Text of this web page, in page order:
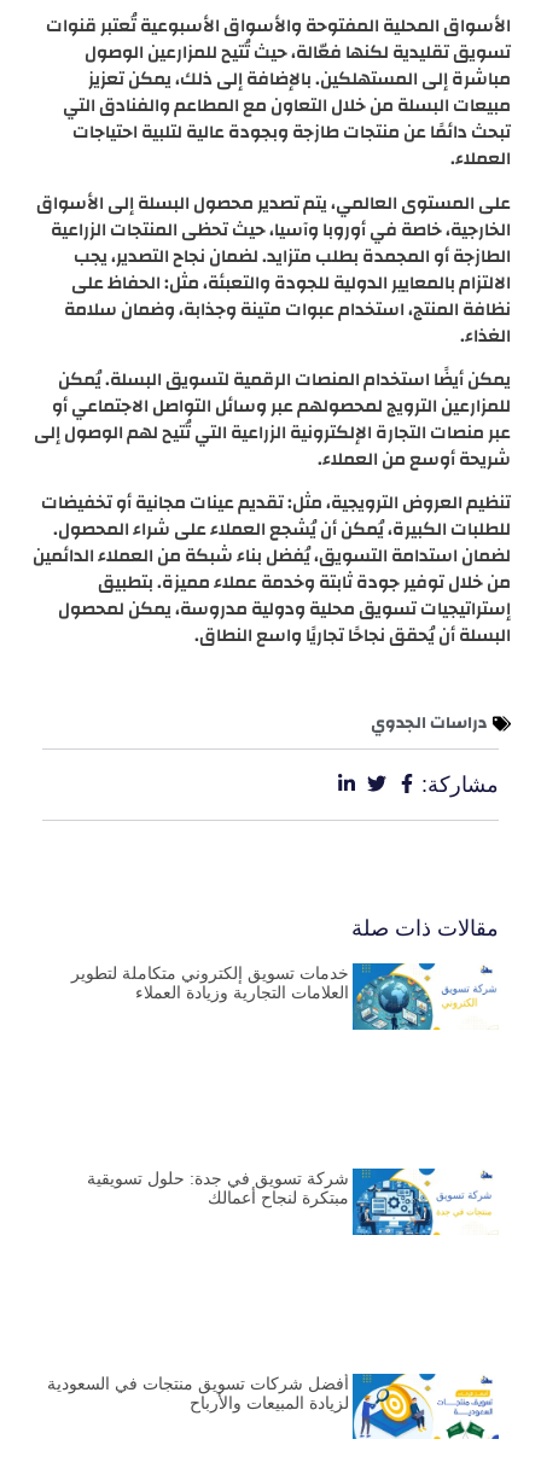
الأسواق المحلية المفتوحة والأسواق الأسبوعية تُعتبر قنوات
تسويق تقليدية لكنها فعّالة، حيث تُتيح للمزارعين الوصول
مباشرة إلى المستهلكين. بالإضافة إلى ذلك، يمكن تعزيز
مبيعات البسلة من خلال التعاون مع المطاعم والفنادق التي
تبحث دائمًا عن منتجات طازجة وبجودة عالية لتلبية احتياجات
العملاء.
على المستوى العالمي، يتم تصدير محصول البسلة إلى الأسواق
الخارجية، خاصة في أوروبا وآسيا، حيث تحظى المنتجات الزراعية
الطازجة أو المجمدة بطلب متزايد. لضمان نجاح التصدير، يجب
الالتزام بالمعايير الدولية للجودة والتعبئة، مثل: الحفاظ على
نظافة المنتج، استخدام عبوات متينة وجذابة، وضمان سلامة
الغذاء.
يمكن أيضًا استخدام المنصات الرقمية لتسويق البسلة. يُمكن
للمزارعين الترويج لمحصولهم عبر وسائل التواصل الاجتماعي أو
عبر منصات التجارة الإلكترونية الزراعية التي تُتيح لهم الوصول إلى
شريحة أوسع من العملاء.
تنظيم العروض الترويجية، مثل: تقديم عينات مجانية أو تخفيضات
للطلبات الكبيرة، يُمكن أن يُشجع العملاء على شراء المحصول.
لضمان استدامة التسويق، يُفضل بناء شبكة من العملاء الدائمين
من خلال توفير جودة ثابتة وخدمة عملاء مميزة. بتطبيق
إستراتيجيات تسويق محلية ودولية مدروسة، يمكن لمحصول
البسلة أن يُحقق نجاحًا تجاريًا واسع النطاق.
دراسات الجدوي
مشاركة:
مقالات ذات صلة
خدمات تسويق إلكتروني متكاملة لتطوير
العلامات التجارية وزيادة العملاء
شركة تسويق في جدة: حلول تسويقية
مبتكرة لنجاح أعمالك
أفضل شركات تسويق منتجات في السعودية
لزيادة المبيعات والأرباح